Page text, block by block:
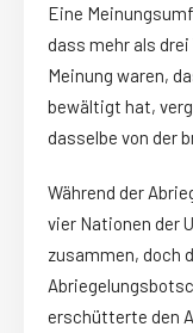
Eine
dass mehr als
Meinung waren,
bewältigt hat,
dasselbe von der
Während der
vier Nationen der
zusammen, doch
erschütterte den